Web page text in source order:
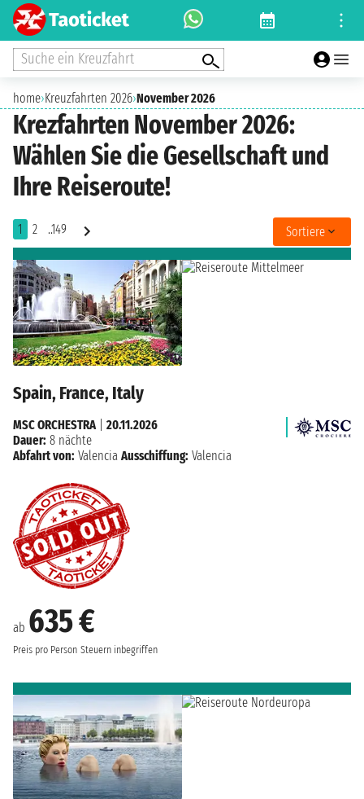
Suche ein Kreuzfahrt
home›Kreuzfahrten 2026›November 2026
Krezfahrten November 2026:
Wählen Sie die Gesellschaft und
Ihre Reiseroute!
1 2 ..149 Sortiere
Spain, France, Italy
ab 635 €
Preis pro Person Steuern inbegriffen
MSC ORCHESTRA
20.11.2026
Dauer: 8 nächte
Abfahrt von: Valencia Ausschiffung: Valencia